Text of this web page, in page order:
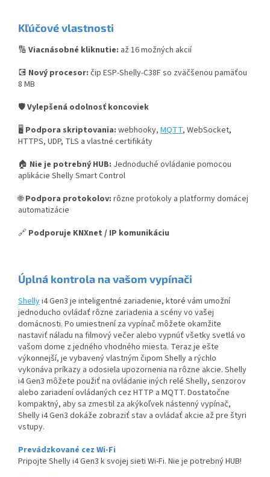
Kľúčové vlastnosti
🔢 Viacnásobné kliknutie: až 16 možných akcií
💽 Nový procesor: čip ESP-Shelly-C38F so zväčšenou pamäťou
8 MB
🛡️Vylepšená odolnosť koncoviek
🖥️ Podpora skriptovania: webhooky, MQTT, WebSocket,
HTTPS, UDP, TLS a vlastné certifikáty
🏠 Nie je potrebný HUB: Jednoduché ovládanie pomocou
aplikácie Shelly Smart Control
🌐Podpora protokolov: rôzne protokoly a platformy domácej
automatizácie
🔗 Podporuje KNXnet / IP komunikáciu
Úplná kontrola na vašom vypínači
Shellyi4 Gen3 je inteligentné zariadenie, ktoré vám umožní
jednoducho ovládať rôzne zariadenia a scény vo vašej
domácnosti. Po umiestnení za vypínač môžete okamžite
nastaviť náladu na filmový večer alebo vypnúť všetky svetlá vo
vašom dome z jedného vhodného miesta. Teraz je ešte
výkonnejší, je vybavený vlastným čipom Shelly a rýchlo
vykonáva príkazy a odosiela upozornenia na rôzne akcie. Shelly
i4 Gen3 môžete použiť na ovládanie iných relé Shelly, senzorov
alebo zariadení ovládaných cez HTTP a MQTT. Dostatočne
kompaktný, aby sa zmestil za akýkoľvek nástenný vypínač,
Shelly i4 Gen3 dokáže zobraziť stav a ovládať akcie až pre štyri
vstupy.
Prevádzkované cez Wi-Fi
Pripojte Shelly i4 Gen3 k svojej sieti Wi-Fi. Nie je potrebný HUB!